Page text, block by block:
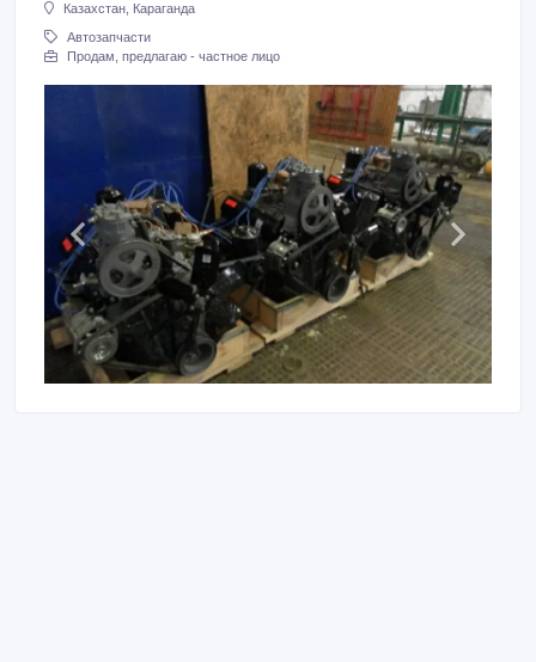
Казахстан, Караганда
Автозапчасти
Продам, предлагаю - частное лицо